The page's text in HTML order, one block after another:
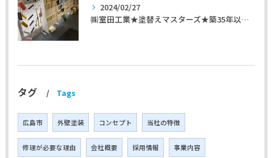
2024/02/27
㈱室田工業★塗替えマスターズ★築35年以上のお宅の施工事例
タグ Tags
広島市 外壁塗装 コンセプト 当社の特徴
修理が必要な理由 会社概要 採用情報 事業内容